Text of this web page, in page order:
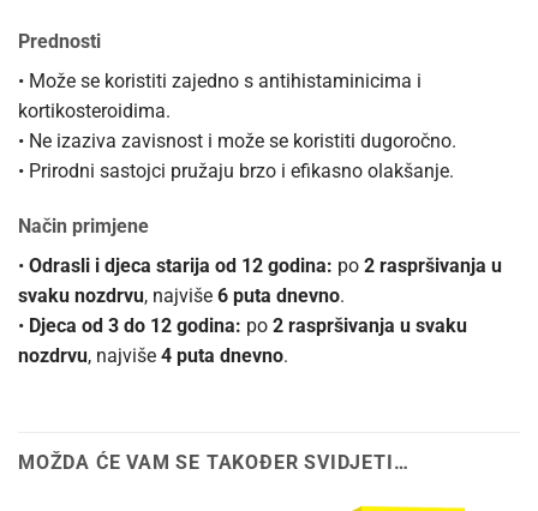
Prednosti
• Može se koristiti zajedno s antihistaminicima i
kortikosteroidima.
• Ne izaziva zavisnost i može se koristiti dugoročno.
• Prirodni sastojci pružaju brzo i efikasno olakšanje.
Način primjene
• Odrasli i djeca starija od 12 godina: po 2 raspršivanja u
svaku nozdrvu, najviše 6 puta dnevno.
• Djeca od 3 do 12 godina: po 2 raspršivanja u svaku
nozdrvu, najviše 4 puta dnevno.
MOŽDA ĆE VAM SE TAKOĐER SVIDJETI…